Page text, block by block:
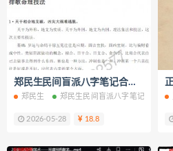
郑民生民间盲派八字笔记合集电子书pdf百度网盘下载学习
郑民生 郑民生民间盲派八字笔记合集
2026-05-28 18.8